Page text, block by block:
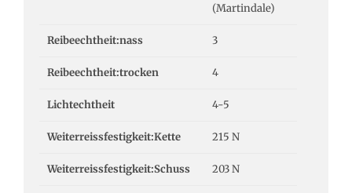
(Martindale)
Reibeechtheit:nass 3
Reibeechtheit:trocken 4
Lichtechtheit 4-5
Weiterreissfestigkeit:Kette 215 N
Weiterreissfestigkeit:Schuss 203 N